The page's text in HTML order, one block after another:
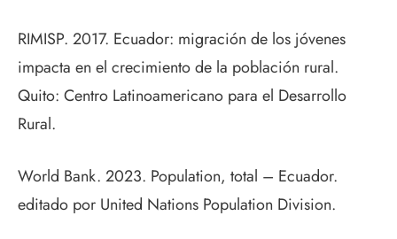
RIMISP. 2017. Ecuador: migración de los jóvenes
impacta en el crecimiento de la población rural.
Quito: Centro Latinoamericano para el Desarrollo
Rural.
World Bank. 2023. Population, total – Ecuador.
editado por United Nations Population Division.